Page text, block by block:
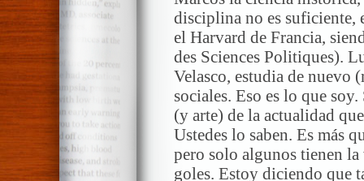
disciplina no es suficiente,
el Harvard de Francia,
des Sciences Politiques).
Velasco, estudia de nuevo
sociales. Eso es lo que
(y arte) de la actualidad
Ustedes lo saben. Es más
pero solo algunos tienen
goles. Estoy diciendo que